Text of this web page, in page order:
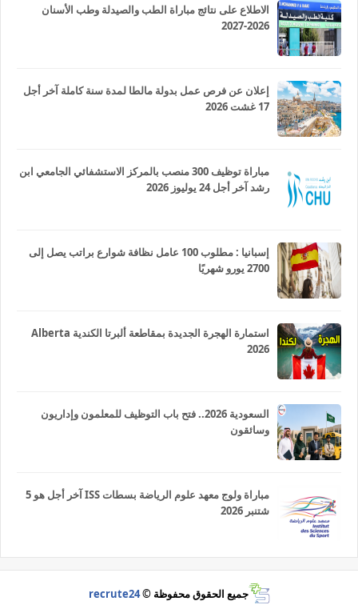
الاطلاع على نتائج مباراة الطب والصيدلة وطب الأسنان
2026-2027
إعلان عن فرص عمل بدولة مالطا لمدة سنة كاملة آخر أجل
17 غشت 2026
مباراة توظيف 300 منصب بالمركز الاستشفائي الجامعي ابن
رشد آخر أجل 24 يوليوز 2026
إسبانيا : مطلوب 100 عامل نظافة شوارع براتب يصل إلى
2700 يورو شهريًا
استمارة الهجرة الجديدة بمقاطعة ألبرتا الكندية Alberta
2026
السعودية 2026.. فتح باب التوظيف للمعلمون وإداريون
وسائقون
مباراة ولوج معهد علوم الرياضة بسطات ISS آخر أجل هو 5
شتنبر 2026
جميع الحقوق محفوظة ©recrute24